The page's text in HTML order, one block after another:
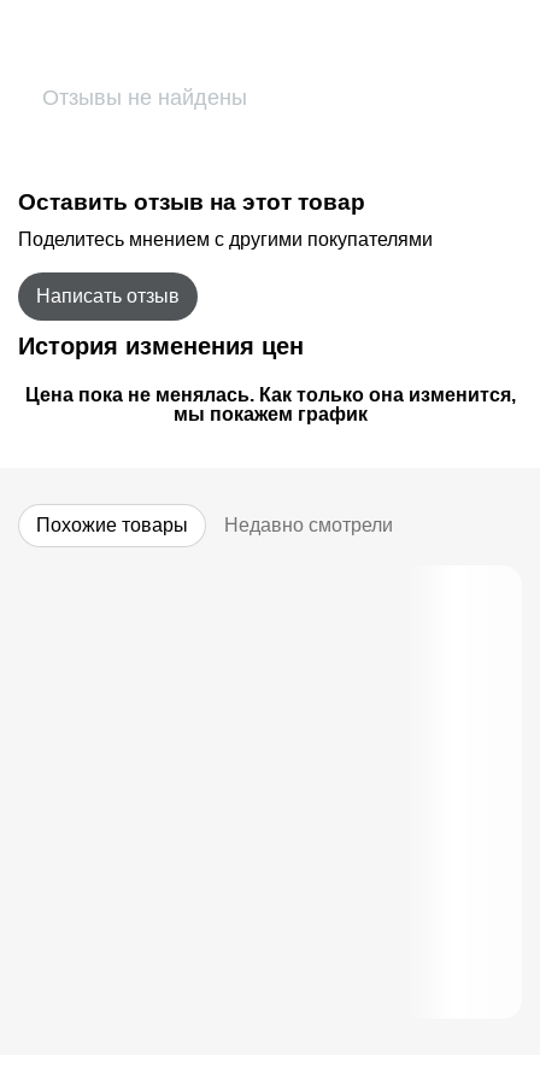
Отзывы не найдены
Оставить отзыв на этот товар
Поделитесь мнением с другими покупателями
Написать отзыв
История изменения цен
Цена пока не менялась. Как только она изменится,
мы покажем график
Похожие товары Недавно смотрели